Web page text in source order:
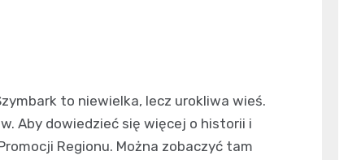
to niewielka, lecz urokliwa wieś.
Aby dowiedzieć się więcej o historii i
Regionu. Można zobaczyć tam